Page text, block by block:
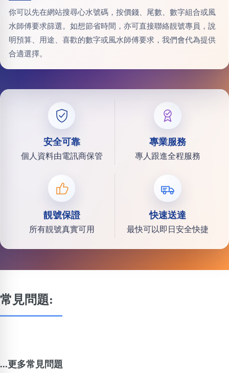
你可以先在網站搜尋心水號碼，按價錢、尾數、數字組合或風
水師傅要求篩選。如想節省時間，亦可直接聯絡靚號專員，說
明預算、用途、喜歡的數字或風水師傅要求，我們會代為提供
合適選擇。
安全可靠
個人資料由電訊商保管
專業服務
專人跟進全程服務
靚號保證
所有靚號真實可用
快速送達
最快可以即日安全快捷
常見問題:
...更多常見問題